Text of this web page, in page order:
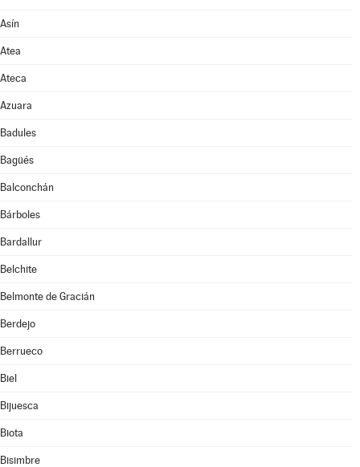
Asín
Atea
Ateca
Azuara
Badules
Bagüés
Balconchán
Bárboles
Bardallur
Belchite
Belmonte de Gracián
Berdejo
Berrueco
Biel
Bijuesca
Biota
Bisimbre